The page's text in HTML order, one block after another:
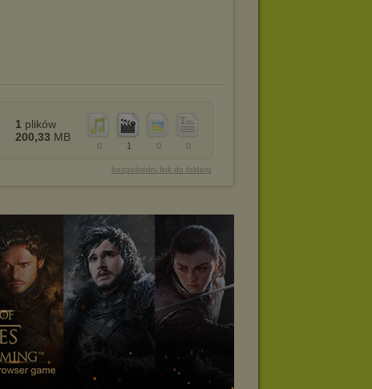
0
0
1
0
1 plików
200,33 MB
bezpośredni link do folderu